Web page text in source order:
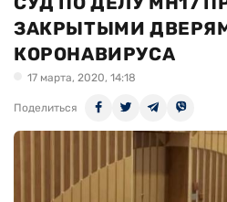
ЗАКРЫТЫМИ
КОРОНАВИРУСА
17 марта, 2020, 14:18
Поделиться